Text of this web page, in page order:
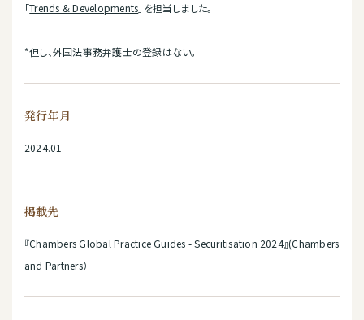
「Trends & Developments」を担当しました。
*但し、外国法事務弁護士の登録はない。
発行年月
2024.01
掲載先
『Chambers Global Practice Guides - Securitisation 2024』(Chambers
and Partners）